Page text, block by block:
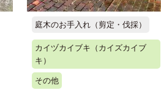
庭木のお手入れ（剪定・伐採）
カイヅカイブキ（カイズカイブ
キ）
その他